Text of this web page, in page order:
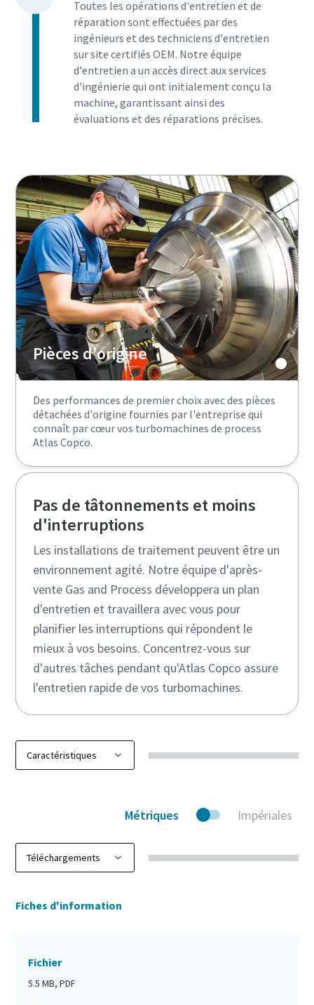
Toutes les opérations d'entretien et de
réparation sont effectuées par des
ingénieurs et des techniciens d'entretien
sur site certifiés OEM. Notre équipe
d'entretien a un accès direct aux services
d'ingénierie qui ont initialement conçu la
machine, garantissant ainsi des
évaluations et des réparations précises.
Pièces d'origine
Des performances de premier choix avec des pièces
détachées d'origine fournies par l'entreprise qui
connaît par cœur vos turbomachines de process
Atlas Copco.
Pas de tâtonnements et moins
d'interruptions
Les installations de traitement peuvent être un
environnement agité. Notre équipe d'après-
vente Gas and Process développera un plan
d'entretien et travaillera avec vous pour
planifier les interruptions qui répondent le
mieux à vos besoins. Concentrez-vous sur
d'autres tâches pendant qu'Atlas Copco assure
l'entretien rapide de vos turbomachines.
Métriques Impériales
Fiches d'information
Fichier
5.5 MB, PDF